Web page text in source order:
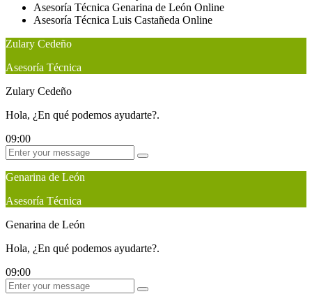
Asesoría Técnica Genarina de León Online
Asesoría Técnica Luis Castañeda Online
Zulary Cedeño
Asesoría Técnica
Zulary Cedeño
Hola, ¿En qué podemos ayudarte?.
09:00
Genarina de León
Asesoría Técnica
Genarina de León
Hola, ¿En qué podemos ayudarte?.
09:00